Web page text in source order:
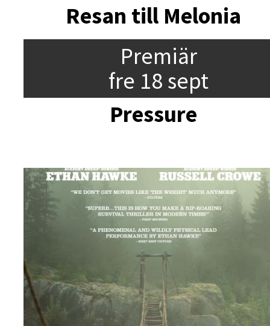
Resan till Melonia
Premiär
fre 18 sept
Pressure